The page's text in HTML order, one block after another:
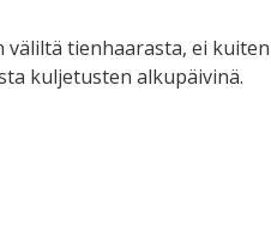
tienhaarasta, ei
kuljetusten alkupäivinä.